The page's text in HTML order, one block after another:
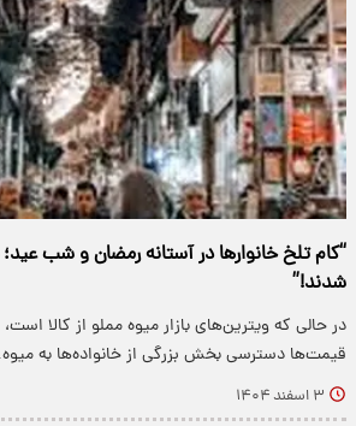
“کام تلخ خانوارها در آستانه رمضان و شب
شدند!”
در حالی که ویترین‌های بازار میوه مملو از کالا
قیمت‌ها دسترسی بخش بزرگی از خانواده‌ها به
۳ اسفند ۱۴۰۴